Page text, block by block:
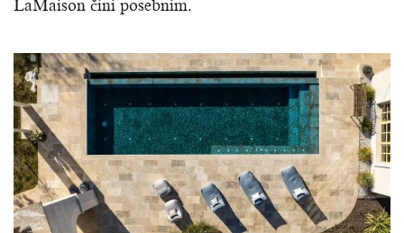
LaMaison čini posebnim.